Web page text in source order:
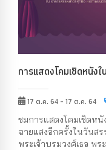
การแสดงโคมเชิดหนัง
17 ต.ค. 64 - 17 ต.ค. 64
ชมการแสดงโคมเชิดห
ฉายแสงอีกครั้งในวันส
พระเจ้าบรมวงศ์เธอ พร